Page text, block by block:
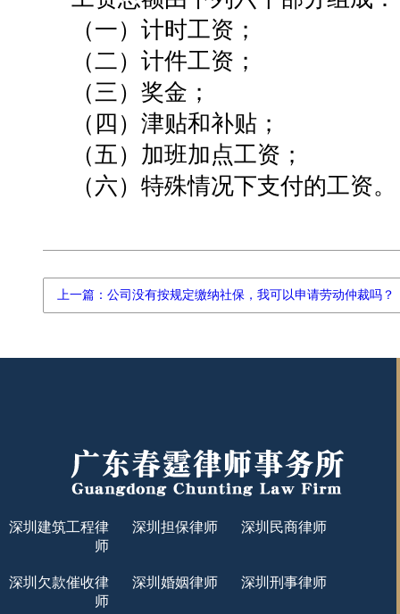
（一）计时工资；
（二）计件工资；
（三）奖金；
（四）津贴和补贴；
（五）加班加点工资；
（六）特殊情况下支付的工资。
上一篇：公司没有按规定缴纳社保，我可以申请劳动仲裁吗？
深圳建筑工程律
师
深圳担保律师 深圳民商律师
深圳欠款催收律
师
深圳婚姻律师 深圳刑事律师